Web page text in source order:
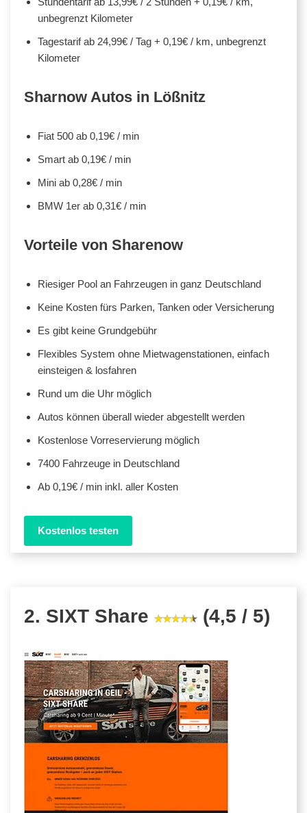
unbegrenzt Kilometer
Tagestarif ab 24,99€ / Tag + 0,19€ / km, unbegrenzt
Kilometer
Sharnow Autos in Lößnitz
Fiat 500 ab 0,19€ / min
Smart ab 0,19€ / min
Mini ab 0,28€ / min
BMW 1er ab 0,31€ / min
Vorteile von Sharenow
Riesiger Pool an Fahrzeugen in ganz Deutschland
Keine Kosten fürs Parken, Tanken oder Versicherung
Es gibt keine Grundgebühr
Flexibles System ohne Mietwagenstationen, einfach
einsteigen & losfahren
Rund um die Uhr möglich
Autos können überall wieder abgestellt werden
Kostenlose Vorreservierung möglich
7400 Fahrzeuge in Deutschland
Ab 0,19€ / min inkl. aller Kosten
Kostenlos testen
2. SIXT Share (4,5 / 5)